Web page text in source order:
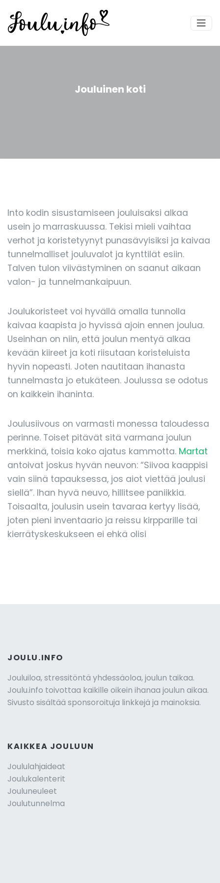
Jouluinen koti
Into kodin sisustamiseen jouluisaksi alkaa
usein jo marraskuussa. Tekisi mieli vaihtaa
verhot ja koristetyynyt punasävyisiksi ja kaivaa
tunnelmalliset jouluvalot ja kynttilät esiin.
Talven tulon viivästyminen on saanut aikaan
valon- ja tunnelmankaipuun.
Joulukoristeet voi hyvällä omalla tunnolla
kaivaa kaapista jo hyvissä ajoin ennen joulua.
Useinhan on niin, että joulun mentyä alkaa
kevään kiireet ja koti riisutaan koristeluista
hyvin nopeasti. Joten nautitaan ihanasta
tunnelmasta jo etukäteen. Joulussa se odotus
on kaikkein ihaninta.
Joulusiivous on varmasti monessa taloudessa
perinne. Toiset pitävät sitä varmana joulun
merkkinä, toisia koko ajatus kammotta. Martat
antoivat joskus hyvän neuvon: “Siivoa kaappisi
vain siinä tapauksessa, jos aiot viettää joulusi
siellä”. Ihan hyvä neuvo, hillitsee paniikkia.
Toisaalta, joulusin usein tavaraa kertyy lisää,
joten pieni inventaario ja reissu kirpparille tai
kierrätyskeskukseen ei ehkä olisi
JOULU.INFO
Jouluiloa, stressitöntä yhdessäoloa, joulun taikaa.
Joulu.info toivottaa kaikille oikein ihanaa joulun aikaa.
Sivusto sisältää sponsoroituja linkkejä ja mainoksia.
KAIKKEA JOULUUN
Joululahjaideat
Joulukalenterit
Jouluneuleet
Joulutunnelma